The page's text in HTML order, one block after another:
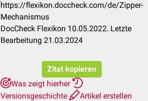
https://flexikon.doccheck.com/de/Zipper-
Mechanismus
DocCheck Flexikon 10.05.2022. Letzte
Bearbeitung 21.03.2024
Zitat kopieren
Was zeigt hierher
Versionsgeschichte
Artikel erstellen